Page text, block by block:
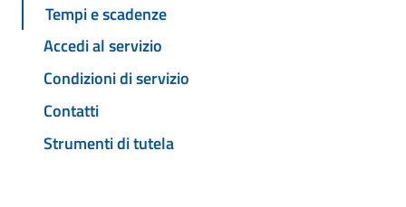
Tempi e scadenze
Accedi al servizio
Condizioni di servizio
Contatti
Strumenti di tutela